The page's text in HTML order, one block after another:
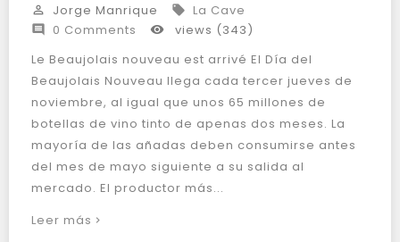
 Jorge Manrique  La Cave
 0 Comments 
views (343)
Le Beaujolais nouveau est arrivé El Día del
Beaujolais Nouveau llega cada tercer jueves de
noviembre, al igual que unos 65 millones de
botellas de vino tinto de apenas dos meses. La
mayoría de las añadas deben consumirse antes
del mes de mayo siguiente a su salida al
mercado. El productor más...
Leer más